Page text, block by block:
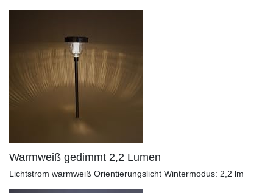
Warmweiß gedimmt 2,2 Lumen
Lichtstrom warmweiß Orientierungslicht Wintermodus: 2,2 lm